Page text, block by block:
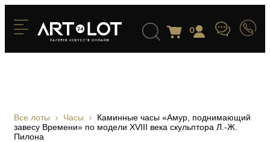
0
Все лоты Часы
Каминные часы «Амур, поднимающий
завесу Времени» по модели XVIII века скульптора Л.-Ж.
Пилона